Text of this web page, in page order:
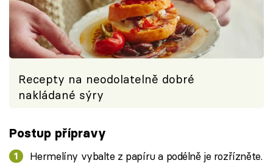
Recepty na neodolatelně dobré
nakládané sýry
Postup přípravy
Hermelíny vybalte z papíru a podélně je rozřízněte.